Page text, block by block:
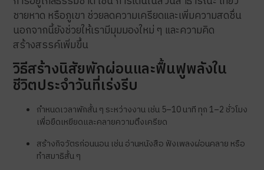
ชายหาด หรือภูเขา ช่วยลดความเครียดและเพิ่มความสดชื่น
นอกจากนี้ยังช่วยให้เรามีมุมมองใหม่ ๆ และความคิด
สร้างสรรค์เพิ่มขึ้น
วิธีสร้างนิสัยพักผ่อนและฟื้นฟูพลังใน
ชีวิตประจำวันที่เร่งรีบ
กำหนดเวลาพักสั้น ๆ ระหว่างงาน เช่น 5–10 นาที ทุก 1–2 ชั่วโมง
เพื่อยืดเหยียดและคลายความตึงเครียด
สร้างกิจวัตรก่อนนอน เช่น อ่านหนังสือ ฟังเพลงผ่อนคลาย หรือ
ทำสมาธิสั้น ๆ